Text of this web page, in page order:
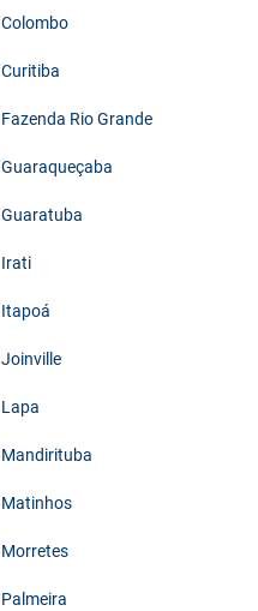
Colombo
Curitiba
Fazenda Rio Grande
Guaraqueçaba
Guaratuba
Irati
Itapoá
Joinville
Lapa
Mandirituba
Matinhos
Morretes
Palmeira